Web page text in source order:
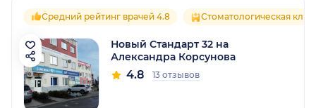
Средний рейтинг врачей 4.8 Стоматологическая
Новый Стандарт 32 на
Александра Корсунова
4.8 13 отзывов